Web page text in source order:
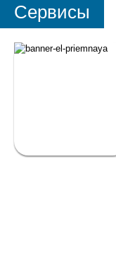
Сервисы